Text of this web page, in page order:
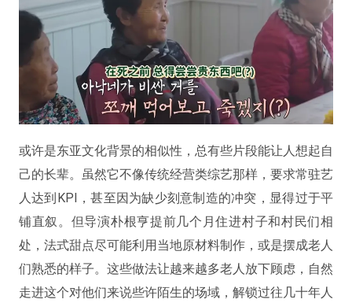
或许是东亚文化背景的相似性，总有些片段能让人想起自
己的长辈。虽然它不像传统经营类综艺那样，要求常驻艺
人达到KPI，甚至因为缺少刻意制造的冲突，显得过于平
铺直叙。但导演朴根亨提前几个月住进村子和村民们相
处，法式甜点尽可能利用当地原材料制作，或是摆成老人
们熟悉的样子。这些做法让越来越多老人放下顾虑，自然
走进这个对他们来说些许陌生的场域，解锁过往几十年人